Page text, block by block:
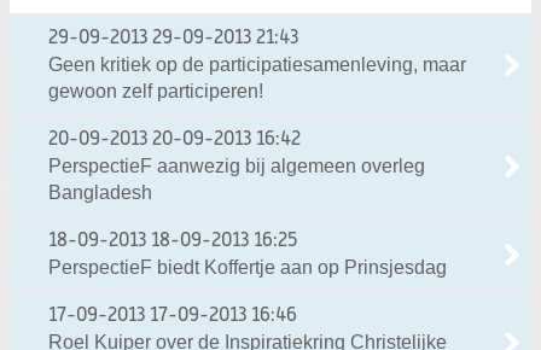
29-09-2013 29-09-2013 21:43
Geen kritiek op de participatiesamenleving, maar
gewoon zelf participeren!
20-09-2013 20-09-2013 16:42
PerspectieF aanwezig bij algemeen overleg
Bangladesh
18-09-2013 18-09-2013 16:25
PerspectieF biedt Koffertje aan op Prinsjesdag
17-09-2013 17-09-2013 16:46
Roel Kuiper over de Inspiratiekring Christelijke